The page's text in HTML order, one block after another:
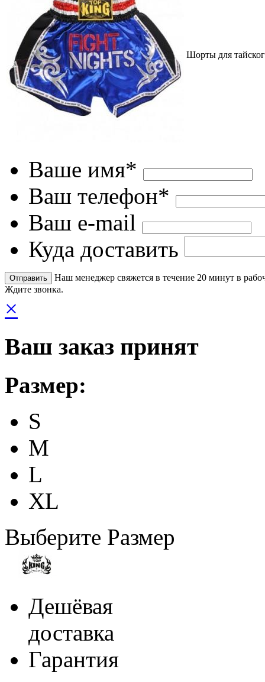
Шорты для
Ваше имя*
Ваш телефон*
Ваш e-mail
Куда доставить
Наш менеджер свяжется в течение 20 минут в
Ждите звонка.
×
Ваш заказ принят
Размер:
S
M
L
XL
Выберите Размер
Дешёвая
доставка
Гарантия